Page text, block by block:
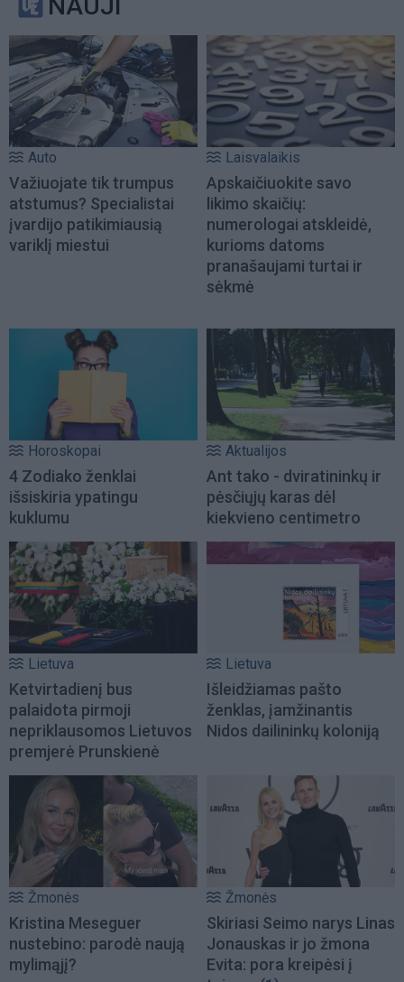
NAUJI
Auto
Važiuojate tik trumpus
atstumus? Specialistai
įvardijo patikimiausią
variklį miestui
Laisvalaikis
Apskaičiuokite savo
likimo skaičių:
numerologai atskleidė,
kurioms datoms
pranašaujami turtai ir
sėkmė
Horoskopai
4 Zodiako ženklai
išsiskiria ypatingu
kuklumu
Aktualijos
Ant tako - dviratininkų ir
pėsčiųjų karas dėl
kiekvieno centimetro
Lietuva
Ketvirtadienį bus
palaidota pirmoji
nepriklausomos Lietuvos
premjerė Prunskienė
Lietuva
Išleidžiamas pašto
ženklas, įamžinantis
Nidos dailininkų koloniją
Žmonės
Kristina Meseguer
nustebino: parodė naują
mylimąjį?
Žmonės
Skiriasi Seimo narys Linas
Jonauskas ir jo žmona
Evita: pora kreipėsi į